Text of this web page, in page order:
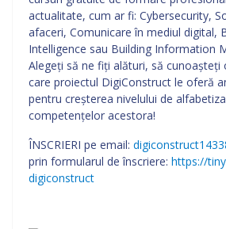
actualitate, cum ar fi: Cybersecurity,
afaceri, Comunicare în mediul digital,
Intelligence sau Building Information
Alegeți să ne fiți alături, să cunoașteți
care proiectul DigiConstruct le oferă
pentru creșterea nivelului de
competențelor acestora!
ÎNSCRIERI pe email:
prin formularul de înscriere: https://
digiconstruct